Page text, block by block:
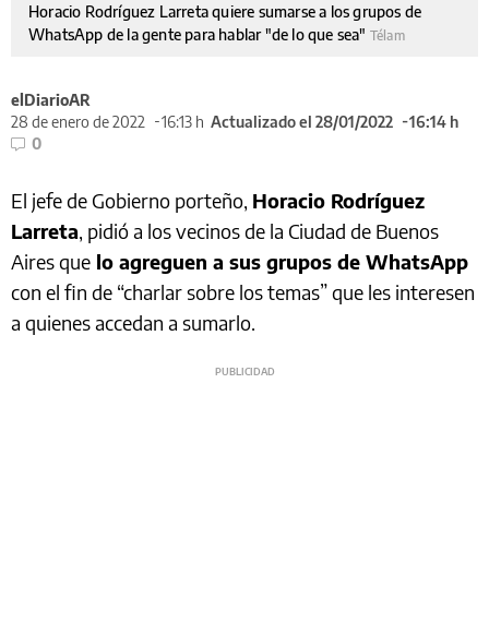
Horacio Rodríguez Larreta quiere sumarse a los grupos de
WhatsApp de la gente para hablar "de lo que sea" Télam
elDiarioAR
28 de enero de 2022
16:13 h Actualizado el 28/01/2022
16:14 h
0
El jefe de Gobierno porteño, Horacio Rodríguez
Larreta, pidió a los vecinos de la Ciudad de Buenos
Aires que lo agreguen a sus grupos de WhatsApp
con el fin de “charlar sobre los temas” que les interesen
a quienes accedan a sumarlo.